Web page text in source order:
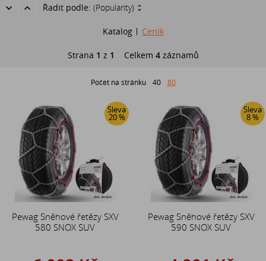
Řadit podle: (Popularity)
Katalog Ceník
Strana 1 z 1 Celkem 4záznamů
Počet na stránku 40 80
Sleva
20 %
Pewag Sněhové řetězy SXV
580 SNOX SUV
Sleva
8 %
Pewag Sněhové řetězy SXV
590 SNOX SUV